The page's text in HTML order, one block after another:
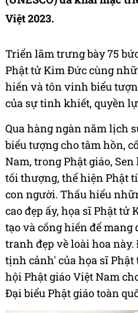
Việt 2023.
Triển lãm trưng bày 75
Phật tử Kim Đức cùng
hiến và tôn vinh biểu
của sự tinh khiết, quyền
Qua hàng ngàn năm lịch
biểu tượng cho tâm hồn,
Nam, trong Phật giáo,
tối thượng, thể hiện Phật
con người. Thấu hiểu
cao đẹp ấy, họa sĩ Phật tử
tạo và cống hiến để
tranh đẹp về loài hoa
tịnh cảnh' của họa sĩ
hội Phật giáo Việt Nam
Đại biểu Phật giáo toàn